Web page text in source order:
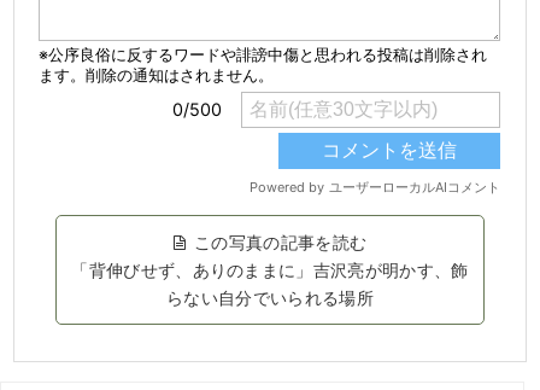
この写真の記事を読む
「背伸びせず、ありのままに」吉沢亮が明かす、飾
らない自分でいられる場所